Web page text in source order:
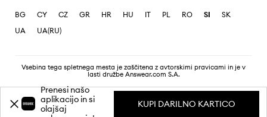
BG CY CZ GR HR HU IT PL RO SI
SK
UA
UA(RU)
Vsebina tega spletnega mesta je zaščitena z avtorskimi pravicami in je v
lasti družbe Answear.com S.A.
Prenesi našo
aplikacijo in si
olajšaj
KUPI DARILNO KARTICO